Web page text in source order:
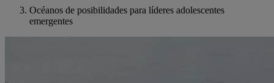
Océanos de posibilidades para líderes adolescentes
emergentes